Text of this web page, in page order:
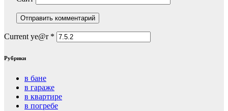
Current ye@r *
Рубрики
в бане
в гараже
в квартире
в погребе